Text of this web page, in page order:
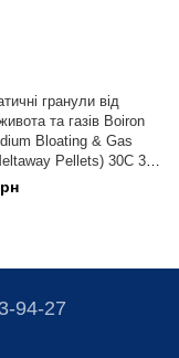
гранули від
та газів Boiron
Bloating & Gas
Pellets) 30C 3
по 80 гранул
94-27